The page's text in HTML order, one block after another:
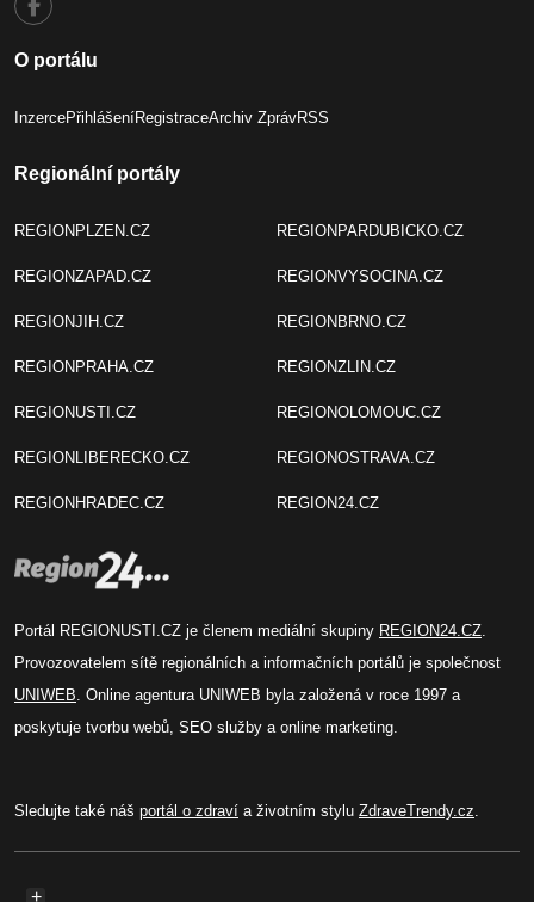
O portálu
InzercePřihlášeníRegistraceArchiv ZprávRSS
Regionální portály
REGIONPLZEN.CZ
REGIONZAPAD.CZ
REGIONJIH.CZ
REGIONPRAHA.CZ
REGIONUSTI.CZ
REGIONLIBERECKO.CZ
REGIONHRADEC.CZ
REGIONPARDUBICKO.CZ
REGIONVYSOCINA.CZ
REGIONBRNO.CZ
REGIONZLIN.CZ
REGIONOLOMOUC.CZ
REGIONOSTRAVA.CZ
REGION24.CZ
Portál REGIONUSTI.CZ je členem mediální skupiny REGION24.CZ.
Provozovatelem sítě regionálních a informačních portálů je společnost
UNIWEB. Online agentura UNIWEB byla založená v roce 1997 a
poskytuje tvorbu webů, SEO služby a online marketing.
Sledujte také náš portál o zdraví a životním stylu ZdraveTrendy.cz.
+